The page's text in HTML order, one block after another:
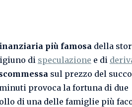
più famosa della
di speculazione e di
sul prezzo del
provoca la fortuna di due
di una delle famiglie più